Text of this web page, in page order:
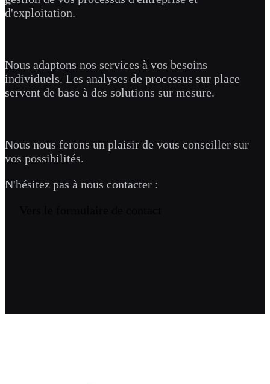
d'exploitation.
Nous adaptons nos services à vos besoins
individuels. Les analyses de processus sur place
servent de base à des solutions sur mesure.
Nous nous ferons un plaisir de vous conseiller sur
vos possibilités.
N'hésitez pas à nous contacter :